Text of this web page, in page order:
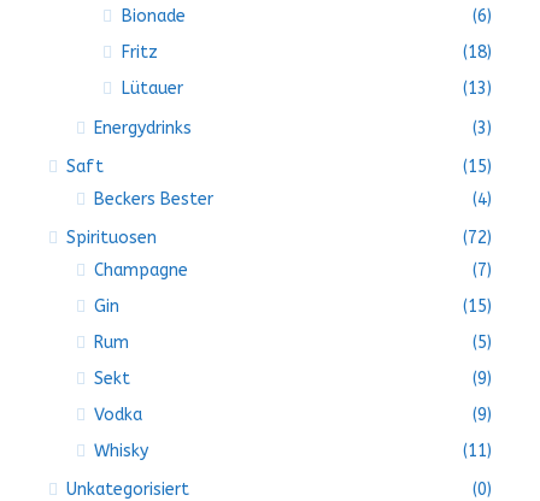
Bionade
(6)
Fritz
(18)
Lütauer
(13)
Energydrinks
(3)
Saft
(15)
Beckers Bester
(4)
Spirituosen
(72)
Champagne
(7)
Gin
(15)
Rum
(5)
Sekt
(9)
Vodka
(9)
Whisky
(11)
Unkategorisiert
(0)